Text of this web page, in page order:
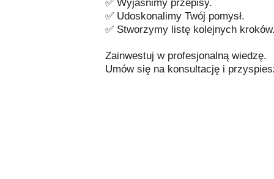
✅ Wyjaśnimy przepisy.
✅ Udoskonalimy Twój pomysł.
✅ Stworzymy listę kolejnych
Zainwestuj w profesjonalną wiedzę.
Umów się na konsultację i